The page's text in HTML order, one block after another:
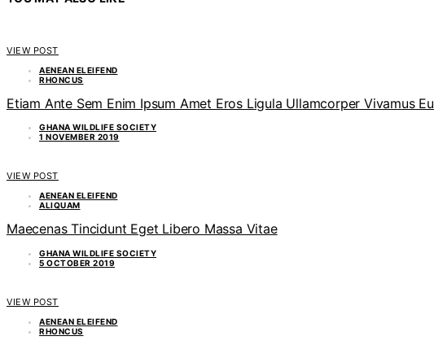
VIEW POST
AENEAN ELEIFEND
RHONCUS
Etiam Ante Sem Enim Ipsum Amet Eros Ligula Ullamcorper Vivamus Eu
GHANA WILDLIFE SOCIETY
1 NOVEMBER 2019
VIEW POST
AENEAN ELEIFEND
ALIQUAM
Maecenas Tincidunt Eget Libero Massa Vitae
GHANA WILDLIFE SOCIETY
5 OCTOBER 2019
VIEW POST
AENEAN ELEIFEND
RHONCUS